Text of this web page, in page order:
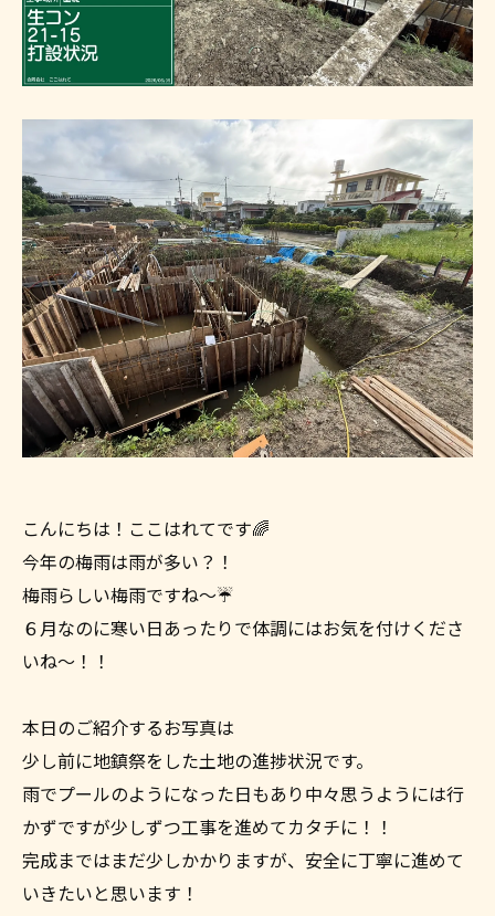
こんにちは！ここはれてです🌈
今年の梅雨は雨が多い？！
梅雨らしい梅雨ですね～☔
６月なのに寒い日あったりで体調にはお気を付けくださ
いね～！！
本日のご紹介するお写真は
少し前に地鎮祭をした土地の進捗状況です。
雨でプールのようになった日もあり中々思うようには行
かずですが少しずつ工事を進めてカタチに！！
完成まではまだ少しかかりますが、安全に丁寧に進めて
いきたいと思います！